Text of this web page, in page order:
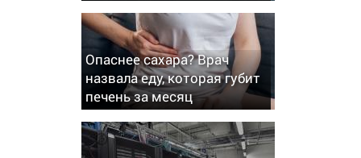
Опаснее сахара? Врач
назвала еду, которая губит
печень за месяц